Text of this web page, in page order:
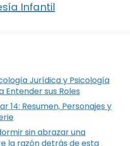
Infantil
Jurídica y Psicología
Entender sus Roles
14: Resumen, Personajes y
sin abrazar una
la razón detrás de esta